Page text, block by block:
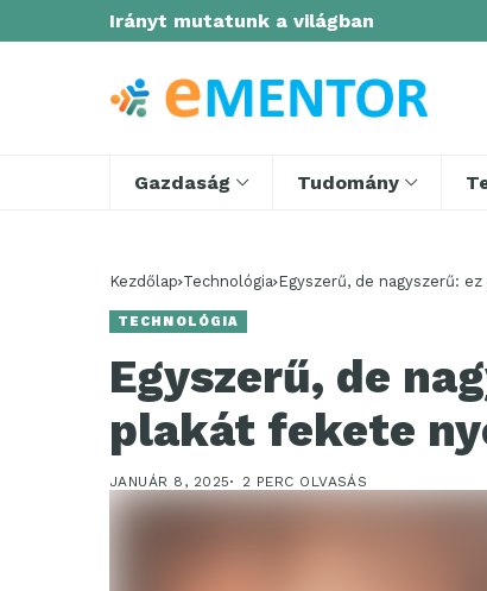
Irányt mutatunk a világban
Gazdaság Tudomány
Kezdőlap Technológia Egyszerű, de nagyszerű:
TECHNOLÓGIA
Egyszerű, de
plakát fekete
JANUÁR 8, 2025 2 PERC OLVASÁS